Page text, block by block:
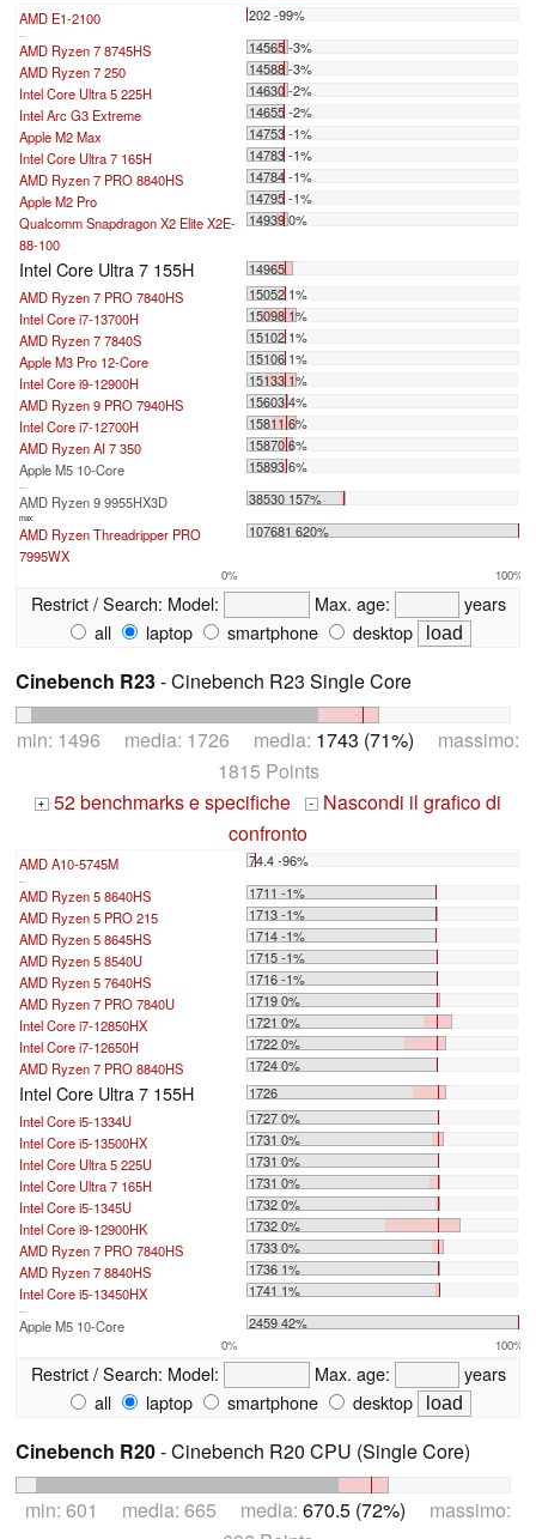
AMD E1-2100 202 -99%
...
AMD Ryzen 7 8745HS
14565 -3%
AMD Ryzen 7 250
14588 -3%
Intel Core Ultra 5 225H
14630 -2%
Intel Arc G3 Extreme
14655 -2%
Apple M2 Max
14753 -1%
Intel Core Ultra 7 165H
14783 -1%
AMD Ryzen 7 PRO 8840HS
14784 -1%
Apple M2 Pro
14795 -1%
Qualcomm Snapdragon X2 Elite X2E-
88-100
14939 0%
Intel Core Ultra 7 155H
14965
AMD Ryzen 7 PRO 7840HS
15052 1%
Intel Core i7-13700H
15098 1%
AMD Ryzen 7 7840S
15102 1%
Apple M3 Pro 12-Core
15106 1%
Intel Core i9-12900H
15133 1%
AMD Ryzen 9 PRO 7940HS
15603 4%
Intel Core i7-12700H
15811 6%
AMD Ryzen AI 7 350
15870 6%
Apple M5 10-Core
15893 6%
...
AMD Ryzen 9 9955HX3D 38530 157%
max:
AMD Ryzen Threadripper PRO
7995WX
107681 620%
0% 100%
Restrict / Search: Model: Max. age:
years
all
laptop smartphone desktop
Cinebench R23- Cinebench R23 Single Core
min: 1496 media: 1726 media: 1743 (71%) massimo:
1815 Points
+ 52 benchmarks e specifiche -
Nascondi il grafico di
confronto
AMD A10-5745M 74.4 -96%
AMD Ryzen 5 8640HS
1711 -1%
AMD Ryzen 5 PRO 215
1713 -1%
AMD Ryzen 5 8645HS
1714 -1%
AMD Ryzen 5 8540U
1715 -1%
AMD Ryzen 5 7640HS
1716 -1%
AMD Ryzen 7 PRO 7840U
1719 0%
Intel Core i7-12850HX
1721 0%
Intel Core i7-12650H
1722 0%
AMD Ryzen 7 PRO 8840HS
1724 0%
Intel Core Ultra 7 155H
1726
Intel Core i5-1334U
1727 0%
Intel Core i5-13500HX
1731 0%
Intel Core Ultra 5 225U
1731 0%
Intel Core Ultra 7 165H
1731 0%
Intel Core i5-1345U
1732 0%
Intel Core i9-12900HK
1732 0%
AMD Ryzen 7 PRO 7840HS
1733 0%
AMD Ryzen 7 8840HS
1736 1%
Intel Core i5-13450HX
1741 1%
Apple M5 10-Core 2459 42%
0% 100%
Restrict / Search: Model: Max. age:
years
all
laptop smartphone desktop
Cinebench R20- Cinebench R20 CPU (Single Core)
min: 601 media: 665 media: 670.5 (72%) massimo: